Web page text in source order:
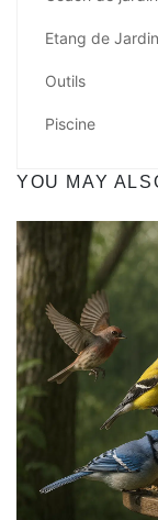
Etang de Jardin
Outils
Piscine
YOU MAY